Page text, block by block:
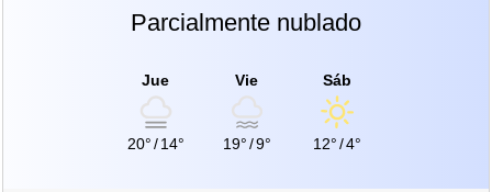
Parcialmente nublado
Jue
20°/14°
Vie
19°/9°
Sáb
12°/4°